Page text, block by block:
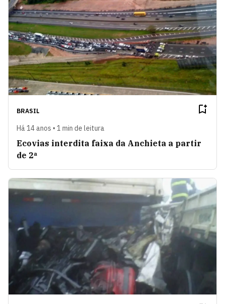
BRASIL
Há 14 anos • 1 min de leitura
Ecovias interdita faixa da Anchieta a partir
de 2ª